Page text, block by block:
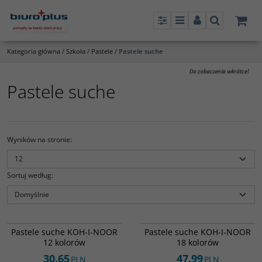
PanelMenuPanelSzukaj
Kategoria główna / Szkoła / Pastele / Pastele suche
Pastele suche
Wyników na stronie:
Sortuj według:
Pastele suche KOH-I-NOOR
12 kolorów
30.65PLN
Pastele suche KOH-I-NOOR
18 kolorów
47.99PLN